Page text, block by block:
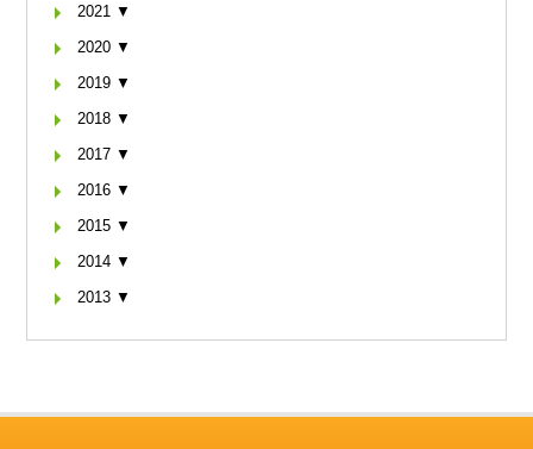
2021 ▼
2020 ▼
2019 ▼
2018 ▼
2017 ▼
2016 ▼
2015 ▼
2014 ▼
2013 ▼